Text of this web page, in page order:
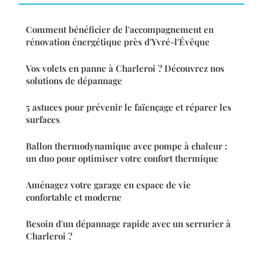
Comment bénéficier de l'accompagnement en
rénovation énergétique près d'Yvré-l'Évêque
Vos volets en panne à Charleroi ? Découvrez nos
solutions de dépannage
5 astuces pour prévenir le faïençage et réparer les
surfaces
Ballon thermodynamique avec pompe à chaleur :
un duo pour optimiser votre confort thermique
Aménagez votre garage en espace de vie
confortable et moderne
Besoin d'un dépannage rapide avec un serrurier à
Charleroi ?